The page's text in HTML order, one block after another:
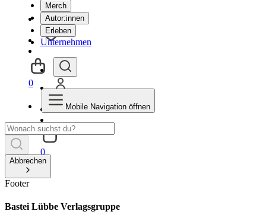
Merch
Autor:innen
Erleben
Unternehmen
0
0
Mobile Navigation öffnen
Abbrechen
Footer
Bastei Lübbe Verlagsgruppe